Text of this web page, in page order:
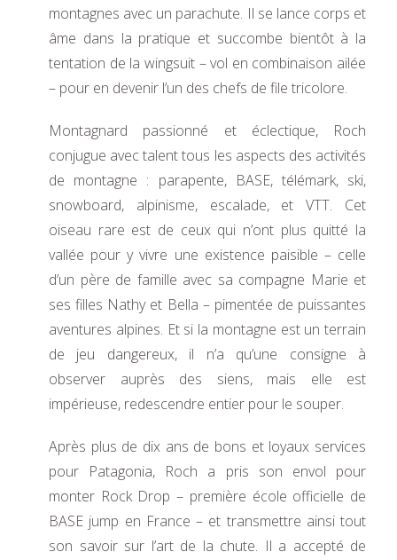
montagnes avec un parachute. Il se lance corps et
âme dans la pratique et succombe bientôt à la
tentation de la wingsuit – vol en combinaison ailée
– pour en devenir l’un des chefs de file tricolore.
Montagnard passionné et éclectique, Roch
conjugue avec talent tous les aspects des activités
de montagne : parapente, BASE, télémark, ski,
snowboard, alpinisme, escalade, et VTT. Cet
oiseau rare est de ceux qui n’ont plus quitté la
vallée pour y vivre une existence paisible – celle
d’un père de famille avec sa compagne Marie et
ses filles Nathy et Bella – pimentée de puissantes
aventures alpines. Et si la montagne est un terrain
de jeu dangereux, il n’a qu’une consigne à
observer auprès des siens, mais elle est
impérieuse, redescendre entier pour le souper.
Après plus de dix ans de bons et loyaux services
pour Patagonia, Roch a pris son envol pour
monter Rock Drop – première école officielle de
BASE jump en France – et transmettre ainsi tout
son savoir sur l’art de la chute. Il a accepté de